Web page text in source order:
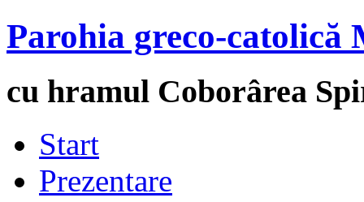
Parohia greco-catolică
cu hramul Coborârea
Start
Prezentare